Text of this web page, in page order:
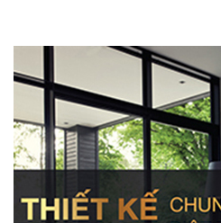
LAI
VÕ
THẤT
TƯỜNG
SMART
YÊN
PHONG_
CĂN
GÓC
3